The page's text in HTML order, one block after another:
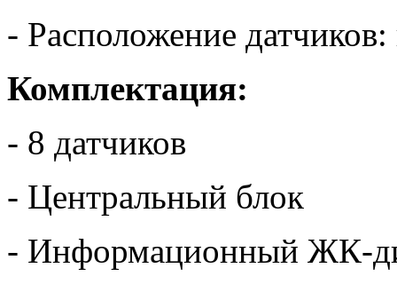
- Расположение
Комплектация:
- 8 датчиков
- Центральный блок
- Информационный ЖК-